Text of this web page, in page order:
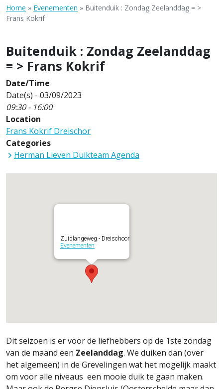
Home » Evenementen » Buitenduik : Zondag Zeelanddag = >
Frans Kokrif
Buitenduik : Zondag Zeelanddag
= > Frans Kokrif
Date/Time
Date(s) - 03/09/2023
09:30 - 16:00
Location
Frans Kokrif Dreischor
Categories
Herman Lieven Duikteam Agenda
Zuidlangeweg - Dreischoor
Evenementen
Dit seizoen is er voor de liefhebbers op de 1ste zondag
van de maand een Zeelanddag. We duiken dan (over
het algemeen) in de Grevelingen wat het mogelijk maakt
om voor alle niveaus een mooie duik te gaan maken.